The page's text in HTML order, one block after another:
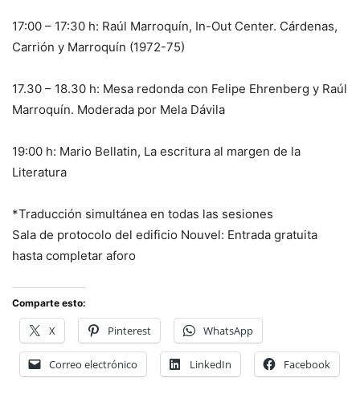
17:00 – 17:30 h: Raúl Marroquín, In-Out Center. Cárdenas,
Carrión y Marroquín (1972-75)
17.30 – 18.30 h: Mesa redonda con Felipe Ehrenberg y Raúl
Marroquín. Moderada por Mela Dávila
19:00 h: Mario Bellatin, La escritura al margen de la
Literatura
*Traducción simultánea en todas las sesiones
Sala de protocolo del edificio Nouvel: Entrada gratuita
hasta completar aforo
Comparte esto:
X Pinterest WhatsApp
Correo electrónico LinkedIn Facebook